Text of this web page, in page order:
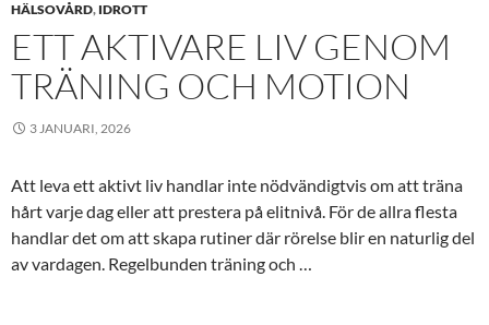
HÄLSOVÅRD, IDROTT
ETT AKTIVARE LIV GENOM
TRÄNING OCH MOTION
3 JANUARI, 2026
Att leva ett aktivt liv handlar inte nödvändigtvis om att träna
hårt varje dag eller att prestera på elitnivå. För de allra flesta
handlar det om att skapa rutiner där rörelse blir en naturlig del
av vardagen. Regelbunden träning och …